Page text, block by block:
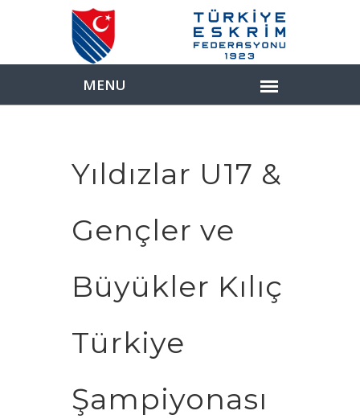
Yıldızlar U17 &
Gençler ve
Büyükler Kılıç
Türkiye
Şampiyonası